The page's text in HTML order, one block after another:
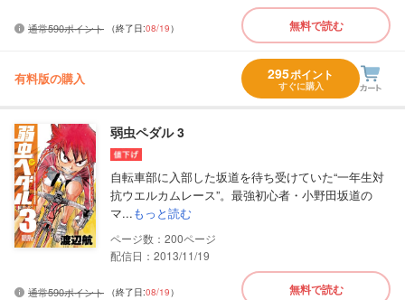
通常590ポイント （終了日:08/19） 無料で読む
有料版の購入 295ポイント
すぐに購入
弱虫ペダル 3
自転車部に入部した坂道を待ち受けていた“一年生対
抗ウエルカムレース”。最強初心者・小野田坂道の
マ...もっと読む
200
配信日：2013/11/19
通常590ポイント （終了日:08/19） 無料で読む